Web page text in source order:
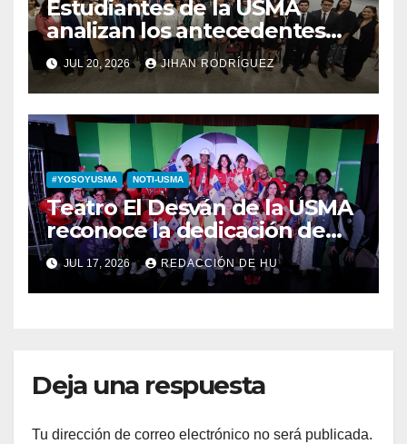
Estudiantes de la USMA
analizan los antecedentes
del Derecho Romano junto a
diputada invitada
JUL 20, 2026 JIHAN RODRÍGUEZ
#YOSOYUSMA NOTI-USMA
Teatro El Desván de la USMA
reconoce la dedicación de
sus estudiantes en su 43
aniversario
JUL 17, 2026 REDACCIÓN DE HU
Deja una respuesta
Tu dirección de correo electrónico no será publicada.